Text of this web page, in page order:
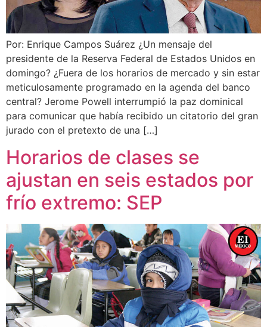
Por: Enrique Campos Suárez ¿Un mensaje del
presidente de la Reserva Federal de Estados Unidos en
domingo? ¿Fuera de los horarios de mercado y sin estar
meticulosamente programado en la agenda del banco
central? Jerome Powell interrumpió la paz dominical
para comunicar que había recibido un citatorio del gran
jurado con el pretexto de una […]
Horarios de clases se
ajustan en seis estados por
frío extremo: SEP